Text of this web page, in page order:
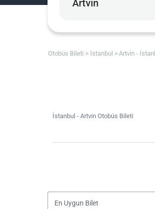
Otobüs Bileti İstanbul Artvin -
İstanbul - Artvin Otobüs Bileti
En Uygun Bilet